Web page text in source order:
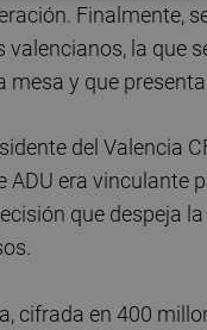
Finalmente,
la que
mesa y que
del Valencia
era vinculante
que despeja
cifrada en 400